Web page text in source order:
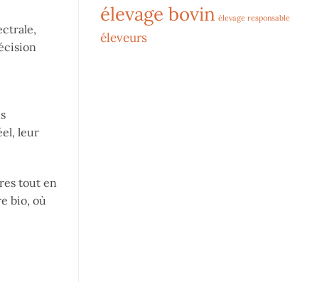
leur
tout en
bio, où
élevage bovin élevage responsable
éleveurs